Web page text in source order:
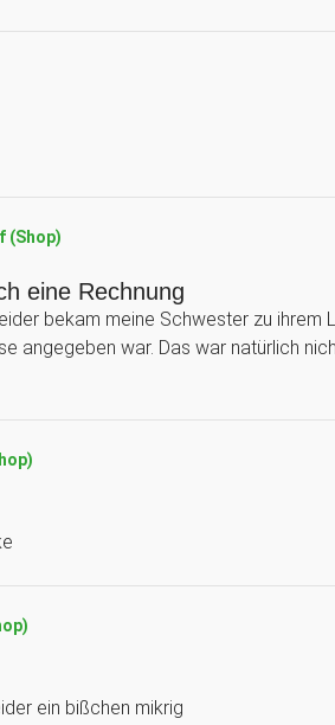
(Shop)
eine Rechnung
bekam meine Schwester zu ihrem
angegeben war. Das war natürlich
ein bißchen mikrig